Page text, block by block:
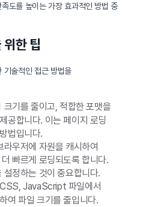
도를 높이는 가장 효과적인 방법 중
한 팁
기술적인 접근 방법을
크기를 줄이고, 적합한 포맷을
공합니다. 이는 페이지 로딩
법입니다.
라우저에 자원을 캐시하여
빠르게 로딩되도록 합니다.
정하는 것이 중요합니다.
JavaScript 파일에서
여 파일 크기를 줄입니다.